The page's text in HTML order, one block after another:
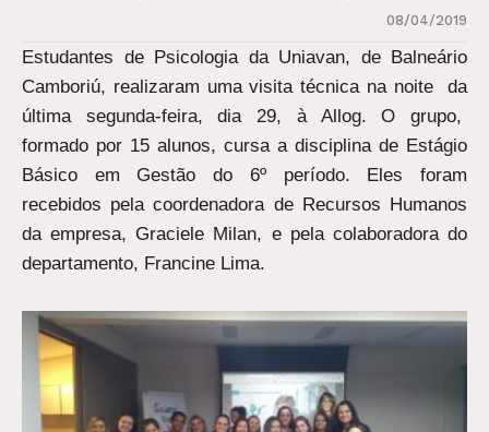
08/04/2019
Estudantes de Psicologia da Uniavan, de Balneário
Camboriú, realizaram uma visita técnica na noite da
última segunda-feira, dia 29, à Allog. O grupo,
formado por 15 alunos, cursa a disciplina de Estágio
Básico em Gestão do 6º período. Eles foram
recebidos pela coordenadora de Recursos Humanos
da empresa, Graciele Milan, e pela colaboradora do
departamento, Francine Lima.